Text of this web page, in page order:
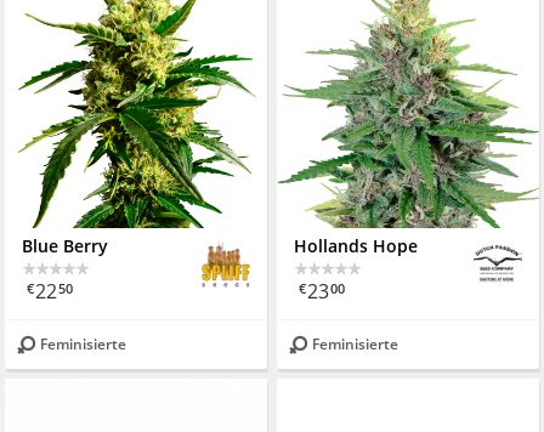
Blue Berry
€2250
Feminisierte
Hollands Hope
€2300
Feminisierte